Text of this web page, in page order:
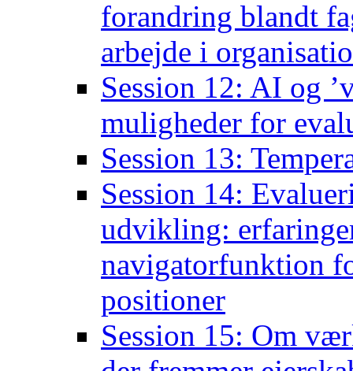
forandring blandt
arbejde i
Session 12: AI og
muligheder for
Session 13:
Session 14:
udvikling:
navigatorfunktion
positioner
Session 15: Om